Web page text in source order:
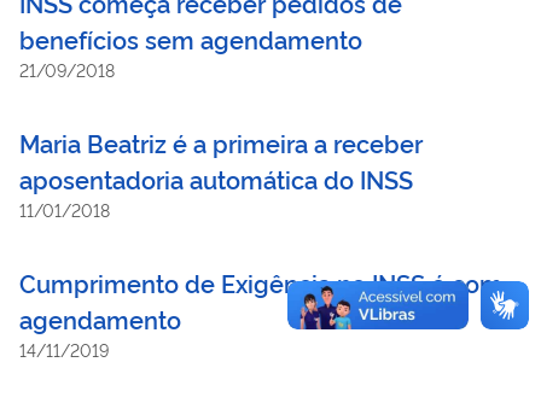
benefícios sem agendamento
21/09/2018
Maria Beatriz é a primeira a receber
aposentadoria automática do INSS
11/01/2018
Cumprimento de Exigência no INSS é com
agendamento
14/11/2019